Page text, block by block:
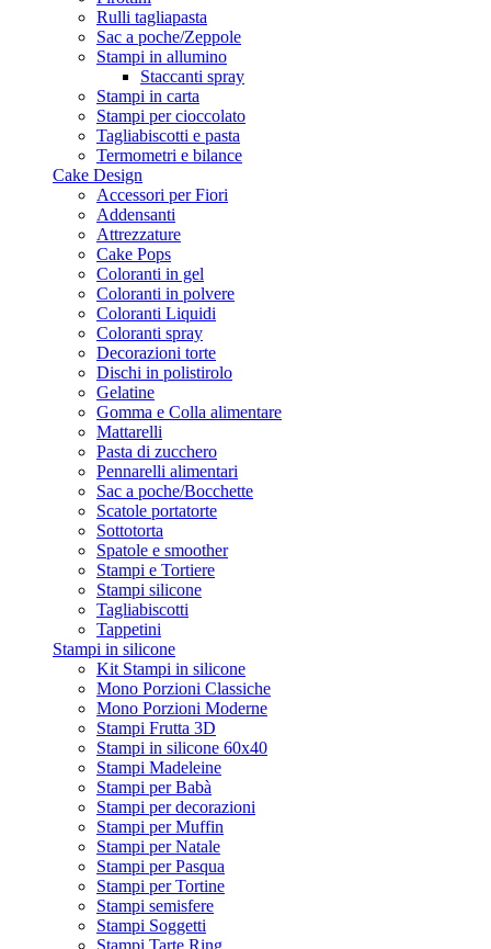
Rulli tagliapasta
Sac a poche/Zeppole
Stampi in allumino
Staccanti spray
Stampi in carta
Stampi per cioccolato
Tagliabiscotti e pasta
Termometri e bilance
Cake Design
Accessori per Fiori
Addensanti
Attrezzature
Cake Pops
Coloranti in gel
Coloranti in polvere
Coloranti Liquidi
Coloranti spray
Decorazioni torte
Dischi in polistirolo
Gelatine
Gomma e Colla alimentare
Mattarelli
Pasta di zucchero
Pennarelli alimentari
Sac a poche/Bocchette
Scatole portatorte
Sottotorta
Spatole e smoother
Stampi e Tortiere
Stampi silicone
Tagliabiscotti
Tappetini
Stampi in silicone
Kit Stampi in silicone
Mono Porzioni Classiche
Mono Porzioni Moderne
Stampi Frutta 3D
Stampi in silicone 60x40
Stampi Madeleine
Stampi per Babà
Stampi per decorazioni
Stampi per Muffin
Stampi per Natale
Stampi per Pasqua
Stampi per Tortine
Stampi semisfere
Stampi Soggetti
Stampi Tarte Ring